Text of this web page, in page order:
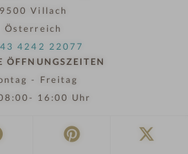
9500 Villach
Österreich
4242 22077
ÖFFNUNGSZEITEN
- Freitag
16:00 Uhr